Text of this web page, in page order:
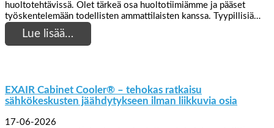
huoltotehtävissä. Olet tärkeä osa huoltotiimiämme ja pääset
työskentelemään todellisten ammattilaisten kanssa. Tyypillisiä…
Lue lisää…
EXAIR Cabinet Cooler® – tehokas ratkaisu
sähkökeskusten jäähdytykseen ilman liikkuvia osia
17-06-2026